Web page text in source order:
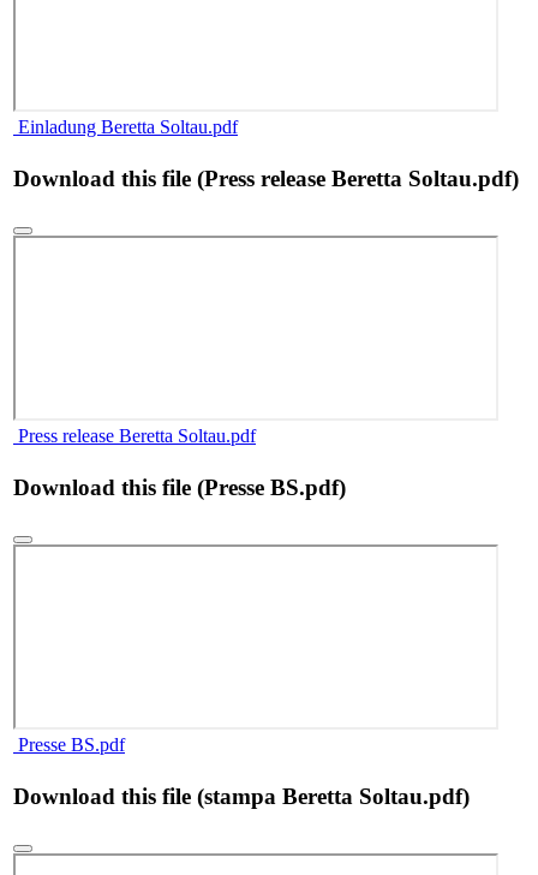
Einladung Beretta Soltau.pdf
Download this file (Press release Beretta Soltau.pdf)
Press release Beretta Soltau.pdf
Download this file (Presse BS.pdf)
Presse BS.pdf
Download this file (stampa Beretta Soltau.pdf)